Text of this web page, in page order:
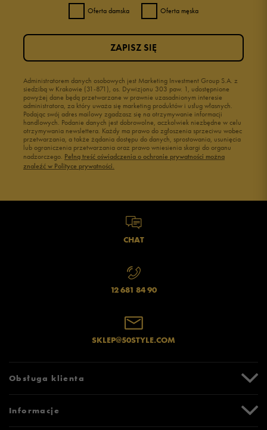
Oferta damska Oferta męska
Administratorem danych osobowych jest Marketing Investment Group S.A. z
siedzibą w Krakowie (31-871), os. Dywizjonu 303 paw. 1, udostępnione
powyżej dane będą przetwarzane w prawnie uzasadnionym interesie
administratora, za który uważa się marketing produktów i usług własnych.
Podając swój adres mailowy zgadzasz się na otrzymywanie informacji
handlowych. Podanie danych jest dobrowolne, aczkolwiek niezbędne w celu
otrzymywania newslettera. Każdy ma prawo do zgłoszenia sprzeciwu wobec
przetwarzania, a także żądania dostępu do danych, sprostowania, usunięcia
lub ograniczenia przetwarzania oraz prawo wniesienia skargi do organu
nadzorczego. Pełną treść oświadczenia o ochronie prywatności można
znaleźć w Polityce prywatności.
ZAPISZ SIĘ
CHAT
12 681 84 90
SKLEP@50STYLE.COM
Obsługa klienta
Zwroty i reklamacje
Informacje